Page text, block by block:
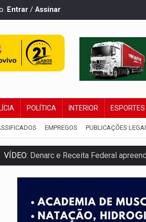
Entrar / Assinar
POLÍTICA INTERIOR ESPORTES
EMPREGOS PUBLICAÇÕES
VÍDEO: Denarc e Receita Federal
OPERAÇÃO DA PC:Membros do CV são
ENTRADA GRATUITA:Espetáculo As
Três são presos após furto de